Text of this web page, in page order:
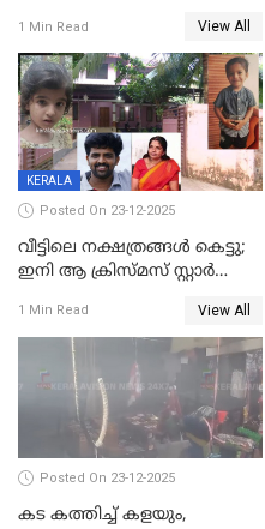
നടപടി;സ്ഥാപനങ്ങൾക്കെതിരെ
രണ്ട് കേസുകൾ
1 Min Read View All
KERALA
Posted On 23-12-2025
വീട്ടിലെ നക്ഷത്രങ്ങൾ കെട്ടു;
ഇനി ആ ക്രിസ്മസ് സ്റ്റാർ
വേണ്ടിയുള്ള
പിടിവലിക്കിടയിൽ
അപ്പൂപ്പനെതിരെ പോക്സോ
കേസ് ഒടുവിൽ 4 ജീവനുകൾ
പൊലിഞ്ഞു
1 Min Read View All
Posted On 23-12-2025
കട കത്തിച്ച് കളയും,